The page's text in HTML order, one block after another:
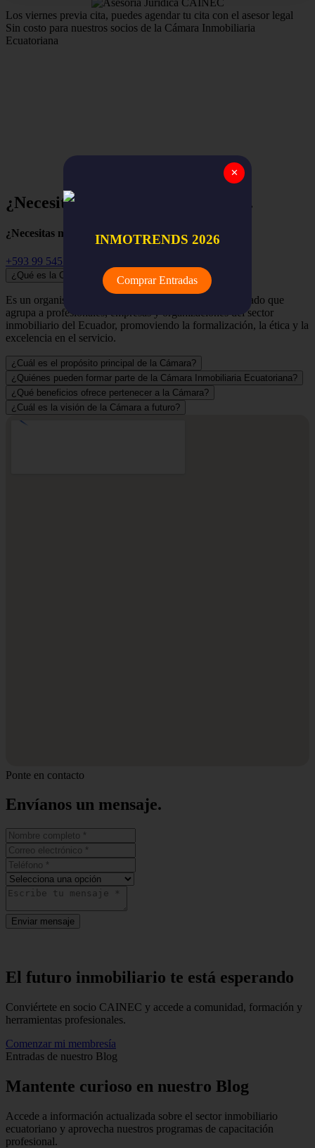
Los viernes previa cita, puedes agendar tu cita con el asesor legal
Sin costo para nuestros socios de la Cámara Inmobiliaria
Ecuatoriana
¿Necesitas ayuda? Empieza aquí...
¿Necesitas más información?
+593 99 545 3741
¿Qué es la Cámara Inmobiliaria Ecuatoriana?
Es un organismo independiente, renovador y despolitizado que
agrupa a profesionales, empresas y organizaciones del sector
inmobiliario del Ecuador, promoviendo la formalización, la ética y la
excelencia en el servicio.
¿Cuál es el propósito principal de la Cámara?
¿Quiénes pueden formar parte de la Cámara Inmobiliaria Ecuatoriana?
¿Qué beneficios ofrece pertenecer a la Cámara?
¿Cuál es la visión de la Cámara a futuro?
Ponte en contacto
Envíanos un mensaje.
Enviar mensaje
El futuro inmobiliario te está esperando
Conviértete en socio CAINEC y accede a comunidad, formación y
herramientas profesionales.
Comenzar mi membresía
Entradas de nuestro Blog
Mantente curioso en nuestro Blog
Accede a información actualizada sobre el sector inmobiliario
ecuatoriano y aprovecha nuestros programas de capacitación
profesional.
✕
INMOTRENDS 2026
Comprar Entradas